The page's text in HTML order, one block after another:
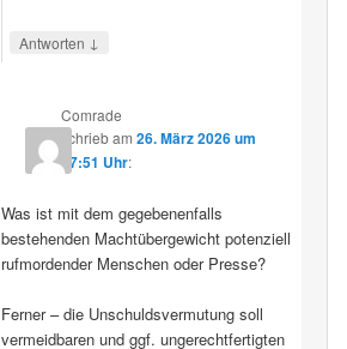
Antworten ↓
Comrade
schriebam 26. März 2026 um
17:51 Uhr:
Was ist mit dem gegebenenfalls
bestehenden Machtübergewicht potenziell
rufmordender Menschen oder Presse?
Ferner – die Unschuldsvermutung soll
vermeidbaren und ggf. ungerechtfertigten